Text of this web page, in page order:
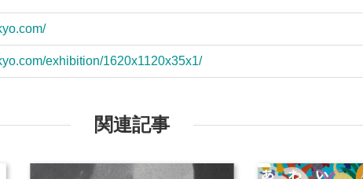
exhibition/1620x1120x35x1/
関連記事